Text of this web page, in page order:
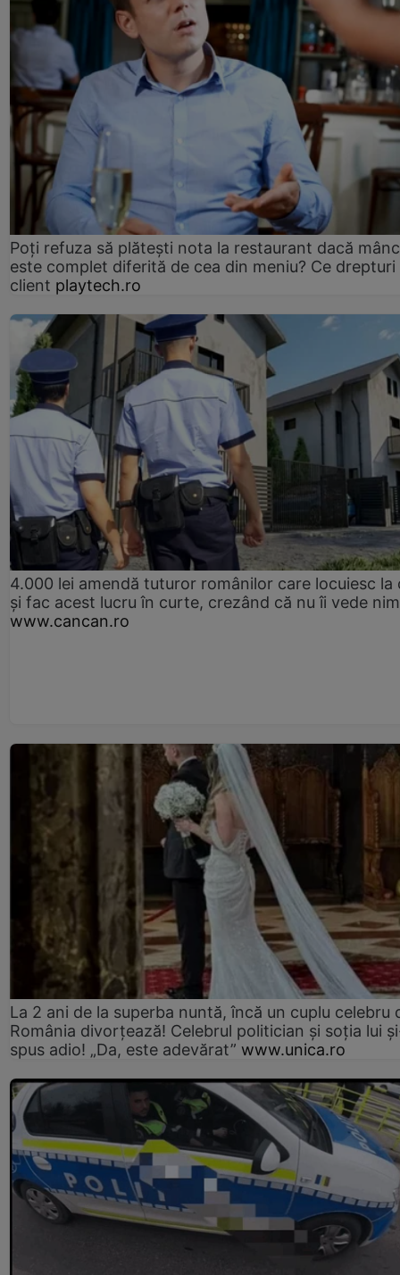
Poți refuza să plătești nota la restaurant dacă
este complet diferită de cea din meniu? Ce drepturi
client playtech.ro
4.000 lei amendă tuturor românilor care locuiesc la
și fac acest lucru în curte, crezând că nu îi vede
www.cancan.ro
La 2 ani de la superba nuntă, încă un cuplu celebru
România divorțează! Celebrul politician și soția lui
spus adio! „Da, este adevărat” www.unica.ro